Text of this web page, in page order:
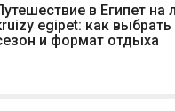
в Египет на
egipet: как
и формат отдыха